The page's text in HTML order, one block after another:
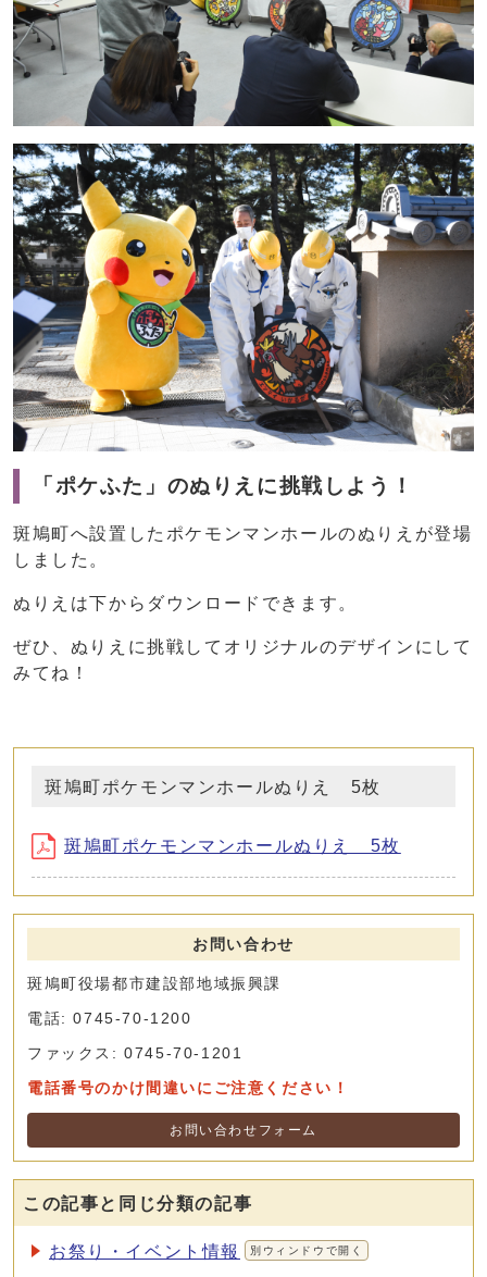
「ポケふた」のぬりえに挑戦しよう！
斑鳩町へ設置したポケモンマンホールのぬりえが登場
しました。
ぬりえは下からダウンロードできます。
ぜひ、ぬりえに挑戦してオリジナルのデザインにして
みてね！
斑鳩町ポケモンマンホールぬりえ 5枚
斑鳩町ポケモンマンホールぬりえ 5枚
お問い合わせ
斑鳩町役場都市建設部地域振興課
電話: 0745-70-1200
ファックス: 0745-70-1201
電話番号のかけ間違いにご注意ください！
お問い合わせフォーム
この記事と同じ分類の記事
お祭り・イベント情報 別ウィンドウで開く